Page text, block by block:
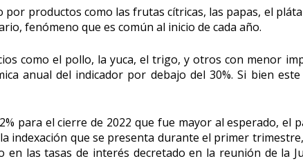
productos como las frutas cítricas, las papas, el
fenómeno que es común al inicio de cada año.
como el pollo, la yuca, el trigo, y otros con menor
anual del indicador por debajo del 30%. Si bien
para el cierre de 2022 que fue mayor al esperado,
indexación que se presenta durante el primer
las tasas de interés decretado en la reunión de la